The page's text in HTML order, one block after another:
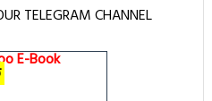
TELEGRAM CHANNEL
E-Book